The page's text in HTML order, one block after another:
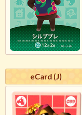
eCard (J)